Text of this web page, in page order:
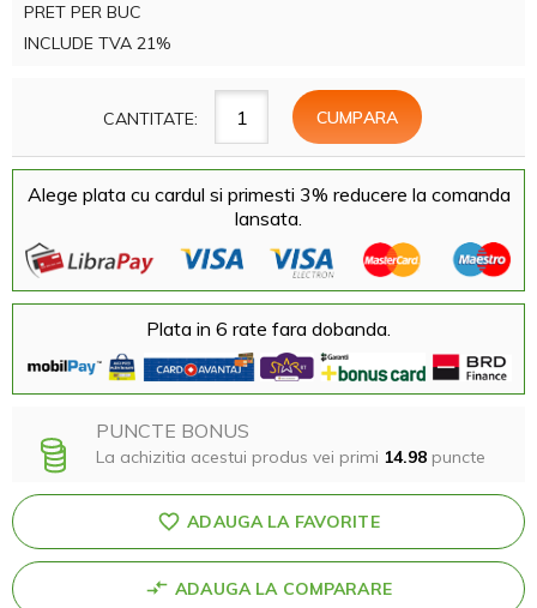
PRET PER BUC
INCLUDE TVA 21%
CANTITATE:
Alege plata cu cardul si primesti 3% reducere la comanda
lansata.
Plata in 6 rate fara dobanda.
PUNCTE BONUS
La achizitia acestui produs vei primi 14.98 puncte
ADAUGA LA FAVORITE
ADAUGA LA COMPARARE